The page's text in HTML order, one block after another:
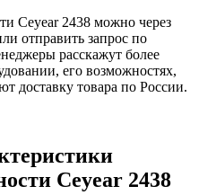
Ceyear 2438 можно через
отправить запрос по
расскажут более
его возможностях,
доставку товара по России.
Ceyear 2438